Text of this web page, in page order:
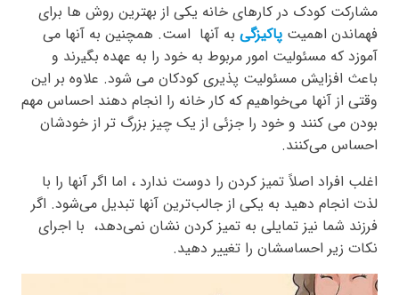
مشارکت کودک در کارهای خانه یکی از بهترین روش ها برای
فهماندن اهمیت پاکیزگی به آنها است. همچنین به آنها می
آموزد که مسئولیت امور مربوط به خود را به عهده بگیرند و
باعث افزایش مسئولیت پذیری کودکان می شود. علاوه بر این
وقتی از آنها می‌خواهیم که کار خانه را انجام دهند احساس مهم
بودن می کنند و خود را جزئی از یک چیز بزرگ تر از خودشان
احساس می‌کنند.
اغلب افراد اصلاً تمیز کردن را دوست ندارد ، اما اگر آنها را با
لذت انجام دهید به یکی از جالب‌ترین آنها تبدیل می‌شود. اگر
فرزند شما نیز تمایلی به تمیز کردن نشان نمی‌دهد، با اجرای
نکات زیر احساسشان را تغییر دهید.